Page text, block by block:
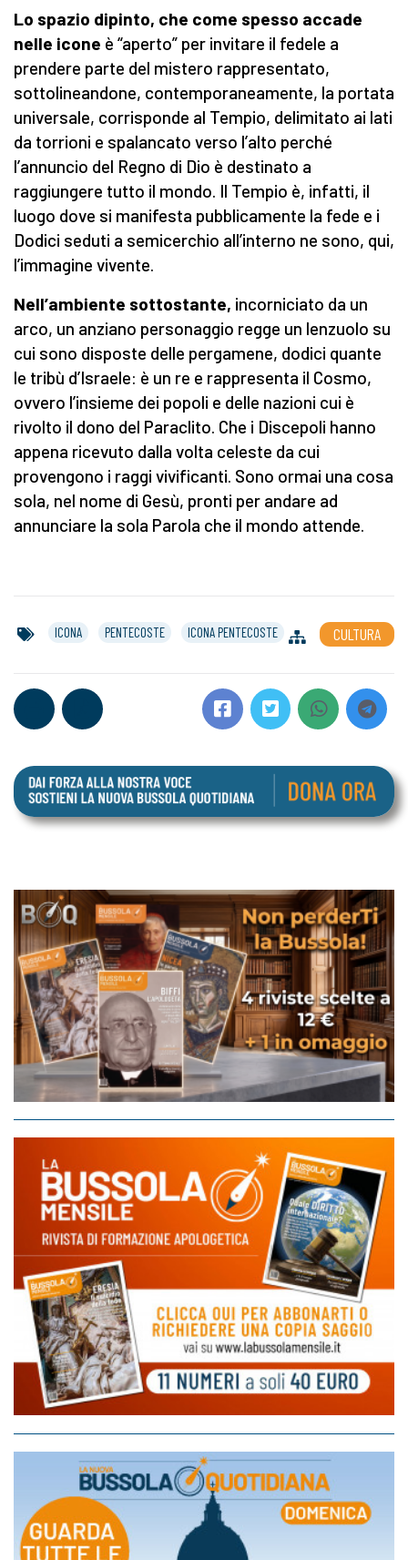
Lo spazio dipinto, che come spesso accade
nelle icone è “aperto” per invitare il fedele a
prendere parte del mistero rappresentato,
sottolineandone, contemporaneamente, la portata
universale, corrisponde al Tempio, delimitato ai lati
da torrioni e spalancato verso l’alto perché
l’annuncio del Regno di Dio è destinato a
raggiungere tutto il mondo. Il Tempio è, infatti, il
luogo dove si manifesta pubblicamente la fede e i
Dodici seduti a semicerchio all’interno ne sono, qui,
l’immagine vivente.
Nell’ambiente sottostante, incorniciato da un
arco, un anziano personaggio regge un lenzuolo su
cui sono disposte delle pergamene, dodici quante
le tribù d’Israele: è un re e rappresenta il Cosmo,
ovvero l’insieme dei popoli e delle nazioni cui è
rivolto il dono del Paraclito. Che i Discepoli hanno
appena ricevuto dalla volta celeste da cui
provengono i raggi vivificanti. Sono ormai una cosa
sola, nel nome di Gesù, pronti per andare ad
annunciare la sola Parola che il mondo attende.
ICONA PENTECOSTE ICONA PENTECOSTE CULTURA